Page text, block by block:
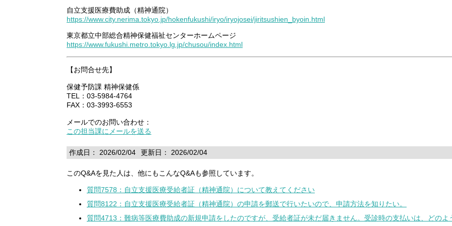
自立支援医療費助成（精神通院）
https://www.city.nerima.tokyo.jp/hokenfukushi/iryo/iryojosei/jiritsushien_byoin.html
東京都立中部総合精神保健福祉センターホームページ
https://www.fukushi.metro.tokyo.lg.jp/chusou/index.html
【お問合せ先】
保健予防課 精神保健係
TEL：03-5984-4764
FAX：03-3993-6553
メールでのお問い合わせ：
この担当課にメールを送る
作成日： 2026/02/04 更新日： 2026/02/04
このQ&Aを見た人は、他にもこんなQ&Aも参照しています。
質問7578：自立支援医療受給者証（精神通院）について教えてください
質問8122：自立支援医療受給者証（精神通院）の申請を郵送で行いたいので、申請方法を知りたい。
質問4713：難病等医療費助成の新規申請をしたのですが、受給者証が未だ届きません。受診時の支払いは、どのよ